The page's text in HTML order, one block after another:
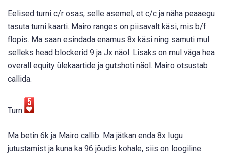
Eelised turni c/r osas, selle asemel, et c/c ja näha peaaegu
tasuta turni kaarti. Mairo ranges on piisavalt käsi, mis b/f
flopis. Ma saan esindada enamus 8x käsi ning samuti mul
selleks head blockerid 9 ja Jx näol. Lisaks on mul väga hea
overall equity ülekaartide ja gutshoti näol. Mairo otsustab
callida.
Turn
Ma betin 6k ja Mairo callib. Ma jätkan enda 8x lugu
jutustamist ja kuna ka 96 jõudis kohale, siis on loogiline